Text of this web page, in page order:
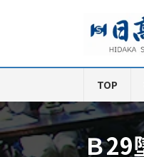
ス
キ
ッ
ン
に
移
TOP
Ｂ29